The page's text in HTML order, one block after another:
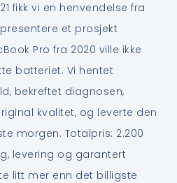
fikk vi en henvendelse fra
et prosjekt
Pro fra 2020 ville ikke
batteriet. Vi hentet
bekreftet diagnosen,
kvalitet, og leverte den
morgen. Totalpris: 2.200
levering og garantert
litt mer enn det billigste